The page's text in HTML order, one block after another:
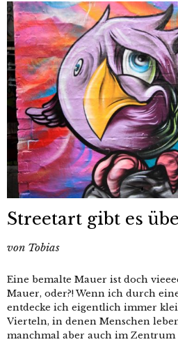
Streetart gibt es
von Tobias
Eine bemalte Mauer ist doch
Mauer, oder?! Wenn ich durch
entdecke ich eigentlich immer
Vierteln, in denen Menschen
manchmal aber auch im Zentrum